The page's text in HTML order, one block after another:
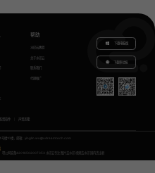
帮助
水印云教程
关于水印云
联系我们
代理推广
下载电脑版
下载移动端
音软件 声音克隆
厂4号楼10楼，邮箱：yinglin.wu@udreamtech.com
鄂公网安备42018502007353 水印云专注 图片去水印 视频去水印 国内杰出者